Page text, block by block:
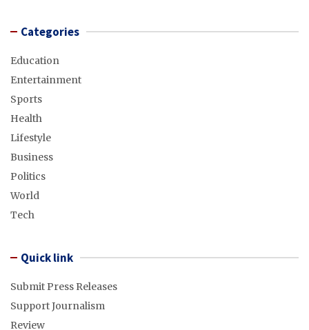
Categories
Education
Entertainment
Sports
Health
Lifestyle
Business
Politics
World
Tech
Quick link
Submit Press Releases
Support Journalism
Review